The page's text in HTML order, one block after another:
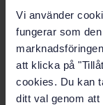
Vi använder
fungerar som
att klicka på
cookies. Du kan
ditt val genom
PDF
Product